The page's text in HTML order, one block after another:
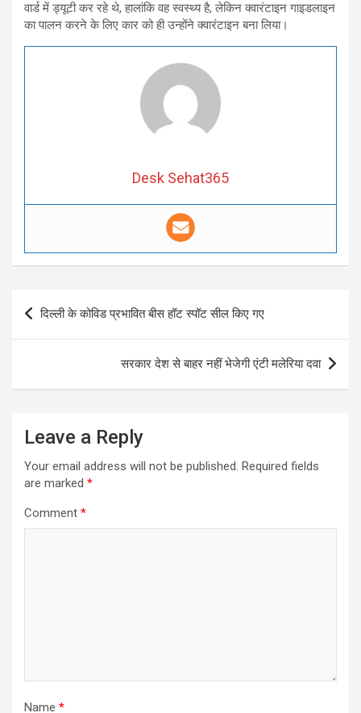
वार्ड में ड्यूटी कर रहे थे, हालांकि वह स्वस्थ्य है, लेकिन क्वारंटाइन गाइडलाइन
का पालन करने के लिए कार को ही उन्होंने क्वारंटाइन बना लिया।
Desk Sehat365
Post
navigation
दिल्ली के कोविड प्रभावित बीस हॉट स्पॉट सील किए गए
सरकार देश से बाहर नहीं भेजेगी एंटी मलेरिया दवा
Leave a Reply
Your email address will not be published. Required fields
are marked *
Comment *
Name *